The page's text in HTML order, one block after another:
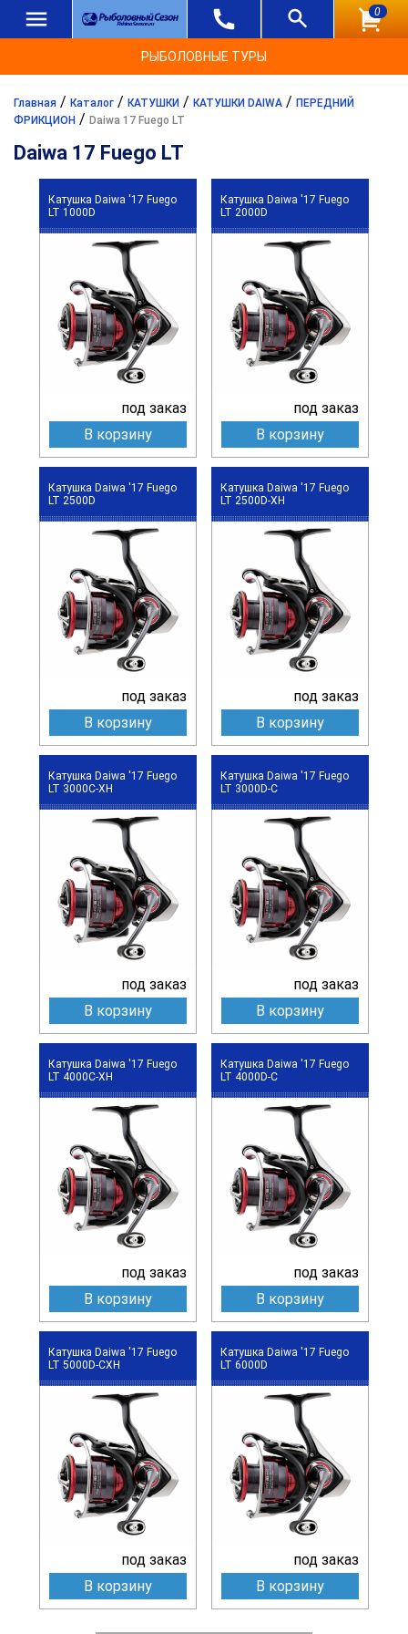
0
РЫБОЛОВНЫЕ ТУРЫ
Главная / Каталог / КАТУШКИ / КАТУШКИ DAIWA / ПЕРЕДНИЙ
ФРИКЦИОН / Daiwa 17 Fuego LT
Daiwa 17 Fuego LT
Катушка Daiwa '17 Fuego
LT 1000D
под заказ
В корзину
Катушка Daiwa '17 Fuego
LT 2000D
под заказ
В корзину
Катушка Daiwa '17 Fuego
LT 2500D
под заказ
В корзину
Катушка Daiwa '17 Fuego
LT 2500D-XH
под заказ
В корзину
Катушка Daiwa '17 Fuego
LT 3000C-XH
под заказ
В корзину
Катушка Daiwa '17 Fuego
LT 3000D-C
под заказ
В корзину
Катушка Daiwa '17 Fuego
LT 4000C-XH
под заказ
В корзину
Катушка Daiwa '17 Fuego
LT 4000D-C
под заказ
В корзину
Катушка Daiwa '17 Fuego
LT 5000D-CXH
под заказ
В корзину
Катушка Daiwa '17 Fuego
LT 6000D
под заказ
В корзину